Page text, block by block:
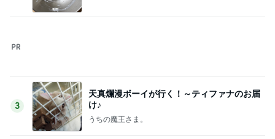
3
4
チマチマも巨猫も参加します！